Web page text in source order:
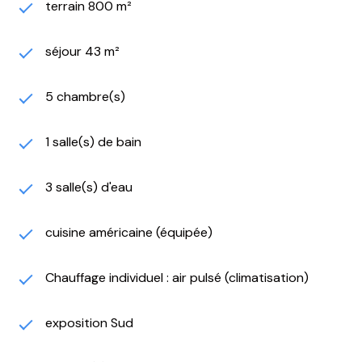
Idéal grande famille, villégiature.
enchantera par son confort et son espace de bien-
Les commodités commerce alimentaire et pharmacie
à 200 mètres et ceux du centre-ville typique de
Accès autoroutiers, vers Toulon, Nice, Marseille Aix
Ainsi que vers la zone d’activité de Signes, et Le circuit
Renseignements et Visites sur rendez-vous.
Information loi ALUR :
Consommation en énergie finale comprise entre 930
Estimation annuelle de la consommation d’énergie du
Les coûts sont estimés en fonction des
terrain 800 m²
séjour 43 m²
5 chambre(s)
1 salle(s) de bain
3 salle(s) d'eau
cuisine américaine (équipée)
Chauffage individuel : air pulsé (climatisation)
exposition Sud